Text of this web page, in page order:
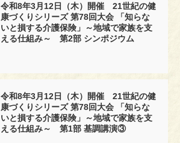
令和8年3月12日（木）開催 21世紀の健
康づくりシリーズ 第78回大会 「知らな
いと損する介護保険」～地域で家族を支
える仕組み～ 第2部 シンポジウム
令和8年3月12日（木）開催 21世紀の健
康づくりシリーズ 第78回大会 「知らな
いと損する介護保険」～地域で家族を支
える仕組み～ 第1部 基調講演③